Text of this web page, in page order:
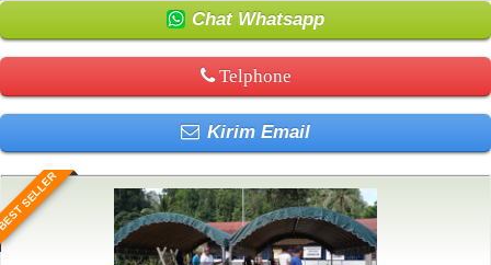
Chat Whatsapp
Telphone
Kirim Email
SELLER